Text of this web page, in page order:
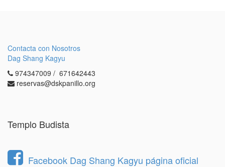
Contacta con Nosotros
Dag Shang Kagyu
974347009 / 671642443
reservas@dskpanillo.org
Templo Budista
Facebook Dag Shang Kagyu página oficial